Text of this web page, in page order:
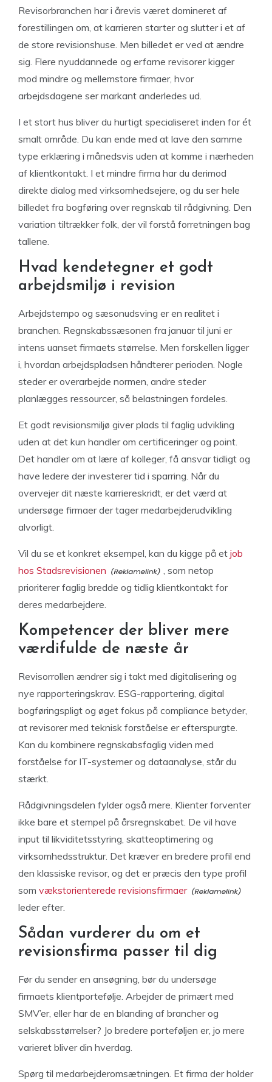
Revisorbranchen har i årevis været domineret af
forestillingen om, at karrieren starter og slutter i et af
de store revisionshuse. Men billedet er ved at ændre
sig. Flere nyuddannede og erfarne revisorer kigger
mod mindre og mellemstore firmaer, hvor
arbejdsdagene ser markant anderledes ud.
I et stort hus bliver du hurtigt specialiseret inden for ét
smalt område. Du kan ende med at lave den samme
type erklæring i månedsvis uden at komme i nærheden
af klientkontakt. I et mindre firma har du derimod
direkte dialog med virksomhedsejere, og du ser hele
billedet fra bogføring over regnskab til rådgivning. Den
variation tiltrækker folk, der vil forstå forretningen bag
tallene.
Hvad kendetegner et godt
arbejdsmiljø i revision
Arbejdstempo og sæsonudsving er en realitet i
branchen. Regnskabssæsonen fra januar til juni er
intens uanset firmaets størrelse. Men forskellen ligger
i, hvordan arbejdspladsen håndterer perioden. Nogle
steder er overarbejde normen, andre steder
planlægges ressourcer, så belastningen fordeles.
Et godt revisionsmiljø giver plads til faglig udvikling
uden at det kun handler om certificeringer og point.
Det handler om at lære af kolleger, få ansvar tidligt og
have ledere der investerer tid i sparring. Når du
overvejer dit næste karriereskridt, er det værd at
undersøge firmaer der tager medarbejderudvikling
alvorligt.
Vil du se et konkret eksempel, kan du kigge på et job
hos Stadsrevisionen
, som netop
prioriterer faglig bredde og tidlig klientkontakt for
deres medarbejdere.
Kompetencer der bliver mere
værdifulde de næste år
Revisorrollen ændrer sig i takt med digitalisering og
nye rapporteringskrav. ESG-rapportering, digital
bogføringspligt og øget fokus på compliance betyder,
at revisorer med teknisk forståelse er efterspurgte.
Kan du kombinere regnskabsfaglig viden med
forståelse for IT-systemer og dataanalyse, står du
stærkt.
Rådgivningsdelen fylder også mere. Klienter forventer
ikke bare et stempel på årsregnskabet. De vil have
input til likviditetsstyring, skatteoptimering og
virksomhedsstruktur. Det kræver en bredere profil end
den klassiske revisor, og det er præcis den type profil
som vækstorienterede revisionsfirmaer
leder efter.
Sådan vurderer du om et
revisionsfirma passer til dig
Før du sender en ansøgning, bør du undersøge
firmaets klientportefølje. Arbejder de primært med
SMV’er, eller har de en blanding af brancher og
selskabsstørrelser? Jo bredere porteføljen er, jo mere
varieret bliver din hverdag.
Spørg til medarbejderomsætningen. Et firma der holder